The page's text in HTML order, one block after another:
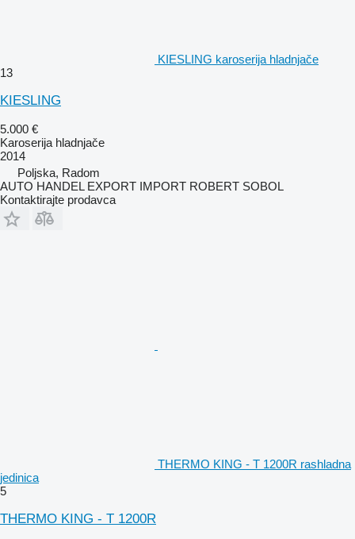
KIESLING karoserija hladnjače
13
KIESLING
5.000 €
Karoserija hladnjače
2014
Poljska, Radom
AUTO HANDEL EXPORT IMPORT ROBERT SOBOL
Kontaktirajte prodavca
THERMO KING - T 1200R rashladna
jedinica
5
THERMO KING - T 1200R